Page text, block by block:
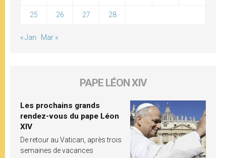
25 26 27 28
« Jan Mar »
PAPE LÉON XIV
Les prochains grands
rendez-vous du pape Léon
XIV
De retour au Vatican, après trois
semaines de vacances